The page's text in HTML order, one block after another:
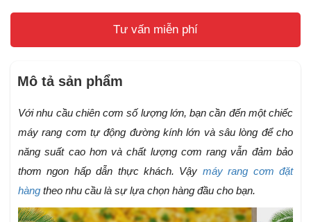
Tư vấn miễn phí
Mô tả sản phẩm
Với nhu cầu chiên cơm số lượng lớn, bạn cần đến một chiếc
máy rang cơm tự động đường kính lớn và sâu lòng để cho
năng suất cao hơn và chất lượng cơm rang vẫn đảm bảo
thơm ngon hấp dẫn thực khách. Vậy máy rang cơm đặt
hàng theo nhu cầu là sự lựa chọn hàng đầu cho bạn.